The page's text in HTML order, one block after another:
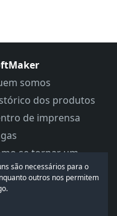
são necessários para o
outros nos permitem
somos
dos produtos
de imprensa
se tornar um
falar